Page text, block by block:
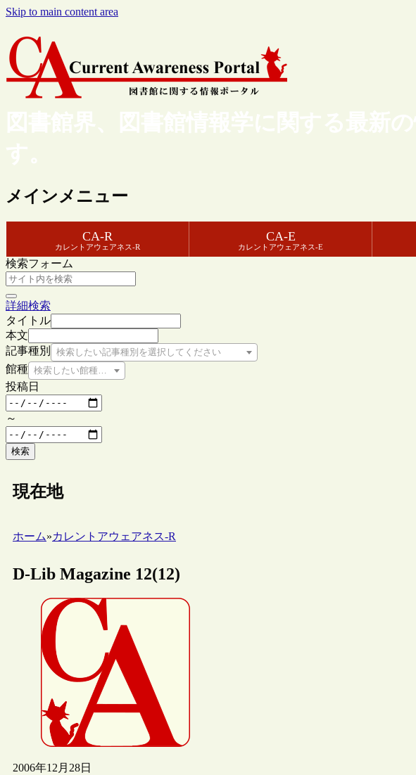
Skip to main content area
図書館界、図書館情報学に関する最新
す。
メインメニュー
CA-R
カレントアウェアネス-R
CA-E
カレントアウェアネス-E
検索フォーム
詳細検索
タイトル
本文
記事種別
検索したい記事種別を選択してください
館種 検索したい館種を選択してください
投稿日
～
検索
現在地
ホーム»カレントアウェアネス-R
D-Lib Magazine 12(12)
2006年12月28日